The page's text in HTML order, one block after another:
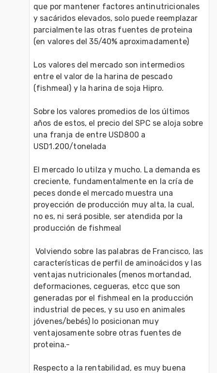
que por mantener factores antinutricionales
y sacáridos elevados, solo puede reemplazar
parcialmente las otras fuentes de proteina
(en valores del 35/40% aproximadamente)
Los valores del mercado son intermedios
entre el valor de la harina de pescado
(fishmeal) y la harina de soja Hipro.
Sobre los valores promedios de los últimos
años de estos, el precio del SPC se aloja sobre
una franja de entre USD800 a
USD1.200/tonelada
El mercado lo utilza y mucho. La demanda es
creciente, fundamentalmente en la cría de
peces donde el mercado muestra una
proyección de producción muy alta, la cual,
no es, ni será posible, ser atendida por la
producción de fishmeal
Volviendo sobre las palabras de Francisco, las
características de perfil de aminoácidos y las
ventajas nutricionales (menos mortandad,
deformaciones, cegueras, etcc que son
generadas por el fishmeal en la producción
industrial de peces, y su uso en animales
jóvenes/bebés) lo posicionan muy
ventajosamente sobre otras fuentes de
proteina.-
Respecto a la rentabilidad, es muy buena